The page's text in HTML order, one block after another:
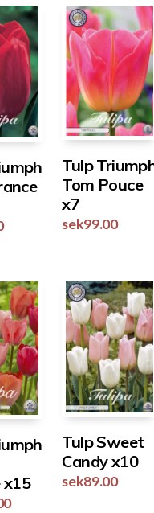
Tulp
Tom Pouce
x7
sek99.00
x15
Tulp Sweet
Candy x10
sek89.00